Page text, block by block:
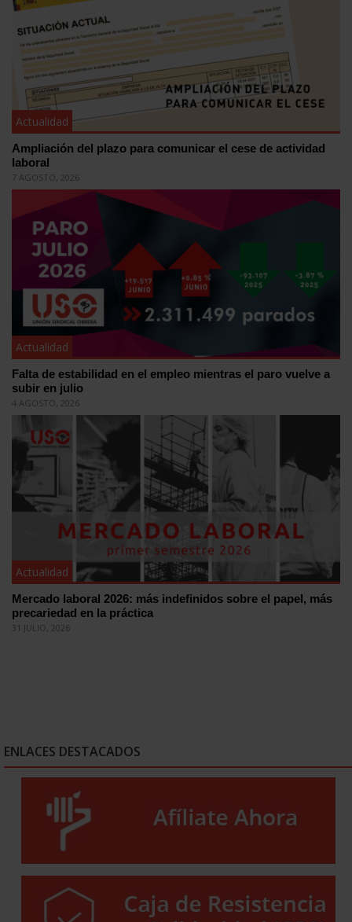
Actualidad
Ampliación del plazo para comunicar el cese de actividad
laboral
7 AGOSTO, 2026
Actualidad
Falta de estabilidad en el empleo mientras el paro vuelve a
subir en julio
4 AGOSTO, 2026
Actualidad
Mercado laboral 2026: más indefinidos sobre el papel, más
precariedad en la práctica
31 JULIO, 2026
ENLACES DESTACADOS